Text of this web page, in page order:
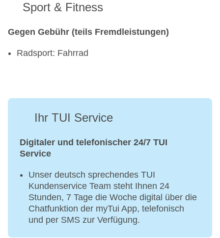
Sport & Fitness
Gegen Gebühr (teils Fremdleistungen)
Radsport: Fahrrad
Ihr TUI Service
Digitaler und telefonischer 24/7 TUI
Service
Unser deutsch sprechendes TUI
Kundenservice Team steht Ihnen 24
Stunden, 7 Tage die Woche digital über die
Chatfunktion der myTui App, telefonisch
und per SMS zur Verfügung.